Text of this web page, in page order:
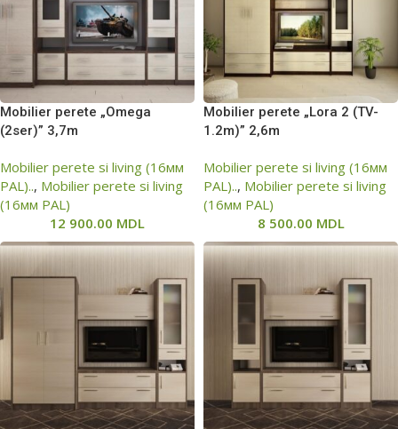
Mobilier perete „Omega
(2ser)” 3,7m
Mobilier perete si living (16мм
PAL).., Mobilier perete si living
(16мм PAL)
12 900.00 MDL
Mobilier perete „Lora 2 (TV-
1.2m)” 2,6m
Mobilier perete si living (16мм
PAL).., Mobilier perete si living
(16мм PAL)
8 500.00 MDL